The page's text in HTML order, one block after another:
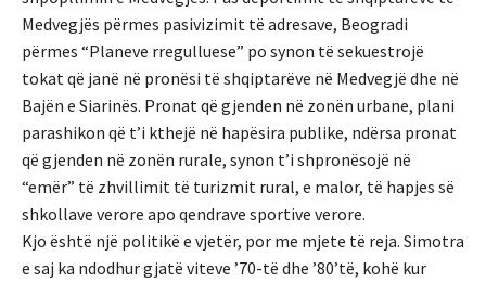
Medvegjës përmes pasivizimit të adresave, Beogradi
përmes “Planeve rregulluese” po synon të sekuestrojë
tokat që janë në pronësi të shqiptarëve në Medvegjë dhe në
Bajën e Siarinës. Pronat që gjenden në zonën urbane, plani
parashikon që t’i kthejë në hapësira publike, ndërsa pronat
që gjenden në zonën rurale, synon t’i shpronësojë në
“emër” të zhvillimit të turizmit rural, e malor, të hapjes së
shkollave verore apo qendrave sportive verore.
Kjo është një politikë e vjetër, por me mjete të reja. Simotra
e saj ka ndodhur gjatë viteve ’70-të dhe ’80’të, kohë kur